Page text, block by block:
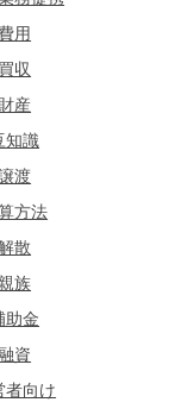
費用
買収
財産
知識
渡
方法
散
族
助金
資
者向け